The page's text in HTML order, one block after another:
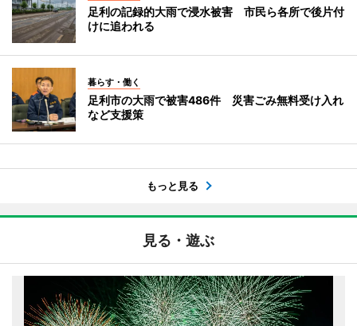
足利の記録的大雨で浸水被害 市民ら各所で後片付
けに追われる
暮らす・働く
足利市の大雨で被害486件 災害ごみ無料受け入れ
など支援策
もっと見る
見る・遊ぶ